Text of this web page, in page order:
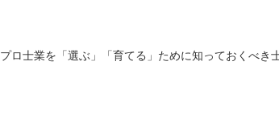
プロ士業を「選ぶ」「育てる」ために知っておくべき